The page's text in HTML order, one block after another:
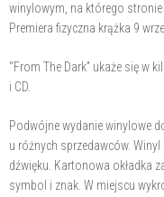
winylowym, na którego
Premiera fizyczna krążka 9
“From The Dark” ukaże się w
i CD.
Podwójne wydanie winylowe
u różnych sprzedawców.
dźwięku. Kartonowa okładka
symbol i znak. W miejscu